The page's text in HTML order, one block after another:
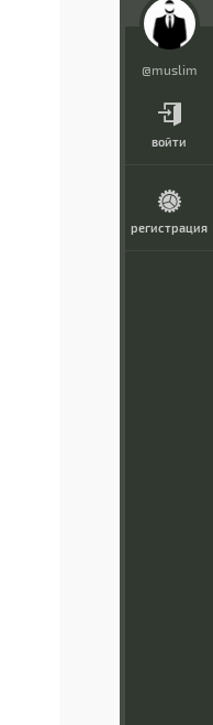
@muslim
войти
регистрация